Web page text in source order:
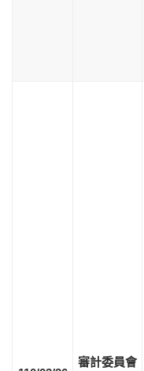
審計委員會